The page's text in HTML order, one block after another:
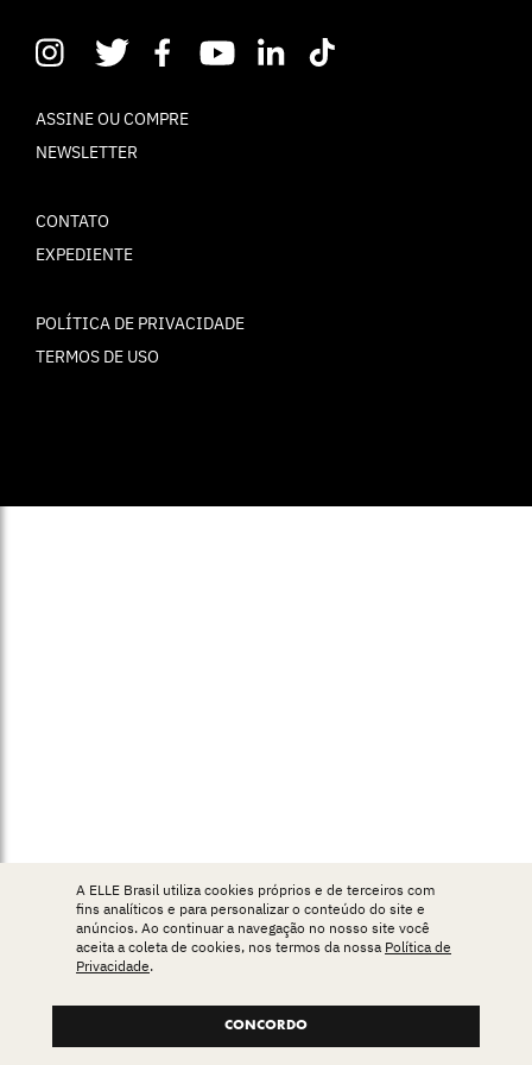
ASSINE OU COMPRE
NEWSLETTER
CONTATO
EXPEDIENTE
POLÍTICA DE PRIVACIDADE
TERMOS DE USO
A ELLE Brasil utiliza cookies próprios e de terceiros com
fins analíticos e para personalizar o conteúdo do site e
anúncios. Ao continuar a navegação no nosso site você
aceita a coleta de cookies, nos termos da nossa Política de
Privacidade.
CONCORDO